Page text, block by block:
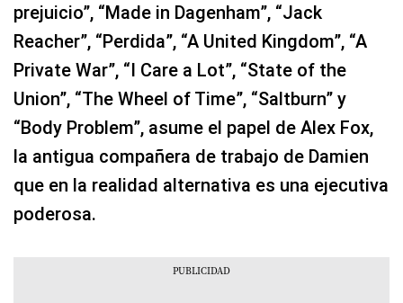
prejuicio”, “Made in Dagenham”, “Jack
Reacher”, “Perdida”, “A United Kingdom”, “A
Private War”, “I Care a Lot”, “State of the
Union”, “The Wheel of Time”, “Saltburn” y
“Body Problem”, asume el papel de Alex Fox,
la antigua compañera de trabajo de Damien
que en la realidad alternativa es una ejecutiva
poderosa.